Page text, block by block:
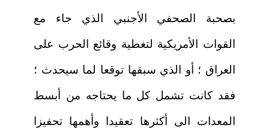
بصحبة الصحفي الأجنبي الذي جاء مع
القوات الأمريكية لتغطية وقائع الحرب على
العراق ؛ أو الذي سبقها توقعا لما سيحدث ؛
فقد كانت تشمل كل ما يحتاجه من أبسط
المعدات الى أكثرها تعقيدا وأهمها تحفيزا